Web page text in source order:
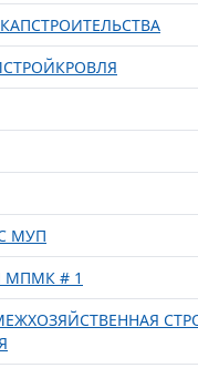
МУП
МПМК # 1